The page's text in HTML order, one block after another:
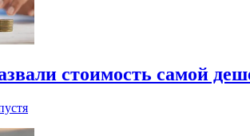
стоимость самой